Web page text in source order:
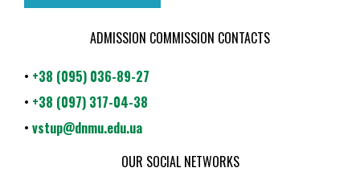
ADMISSION COMMISSION CONTACTS
• +38 (095) 036-89-27
• +38 (097) 317-04-38
• vstup@dnmu.edu.ua
OUR SOCIAL NETWORKS